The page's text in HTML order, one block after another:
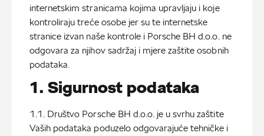
internetskim stranicama kojima upravljaju i koje
kontroliraju treće osobe jer su te internetske
stranice izvan naše kontrole i Porsche BH d.o.o. ne
odgovara za njihov sadržaj i mjere zaštite osobnih
podataka.
1. Sigurnost podataka
1.1. Društvo Porsche BH d.o.o. je u svrhu zaštite
Vaših podataka poduzelo odgovarajuće tehničke i